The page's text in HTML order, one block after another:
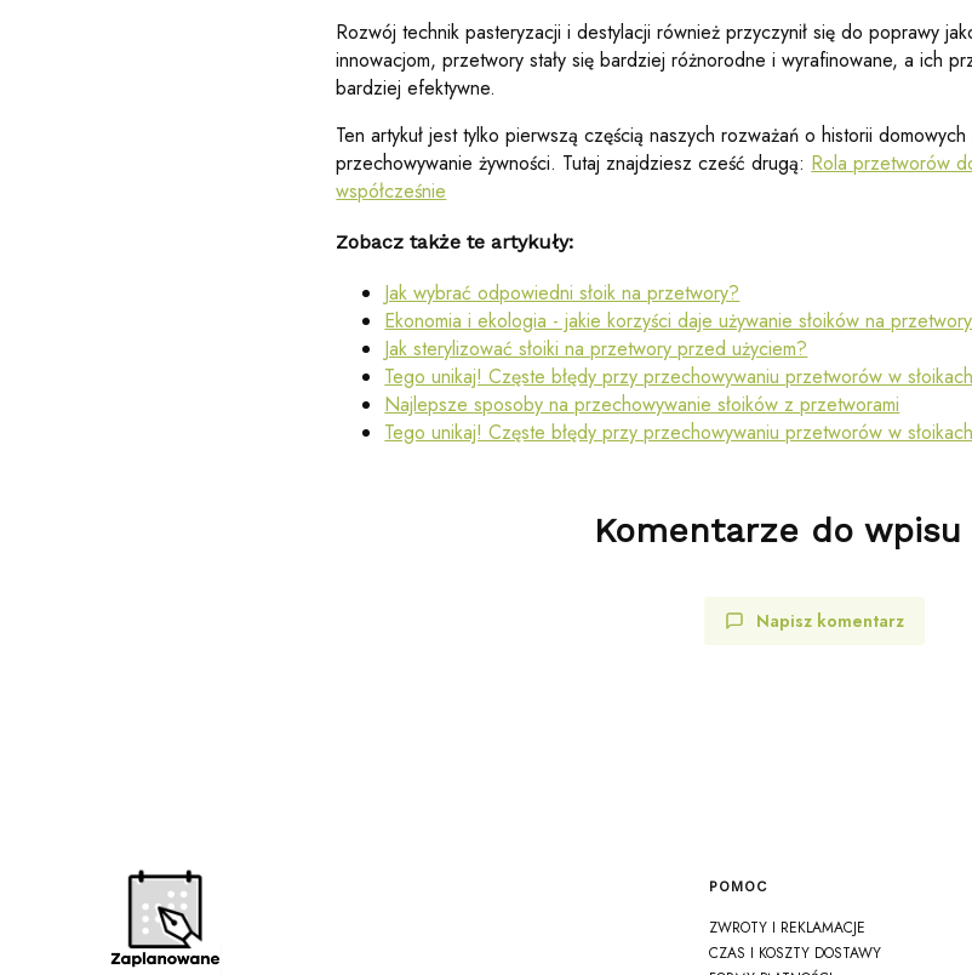
Rozwój technik pasteryzacji i destylacji również przyczynił się do poprawy
innowacjom, przetwory stały się bardziej różnorodne i wyrafinowane, a ich
bardziej efektywne.
Ten artykuł jest tylko pierwszą częścią naszych rozważań o historii
przechowywanie żywności. Tutaj znajdziesz cześć drugą: Rola przetworów
współcześnie
Zobacz także te artykuły:
Jak wybrać odpowiedni słoik na przetwory?
Ekonomia i ekologia - jakie korzyści daje używanie słoików na
Jak sterylizować słoiki na przetwory przed użyciem?
Tego unikaj! Częste błędy przy przechowywaniu przetworów w słoikach
Najlepsze sposoby na przechowywanie słoików z przetworami
Tego unikaj! Częste błędy przy przechowywaniu przetworów w słoikach
Komentarze do wpisu
Napisz komentarz
Linki w stopce
POMOC
ZWROTY I REKLAMACJE
CZAS I KOSZTY DOSTAWY